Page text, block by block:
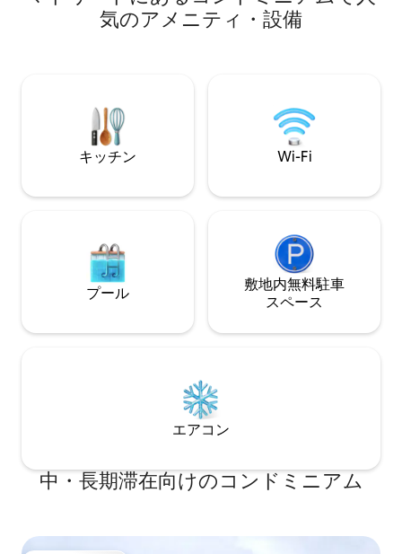
めに完全装備された素晴らしいテラスが
あります。 マドリードの歴史的観光スポ
ルーム、設備の整ったキッチンが備わっ
ドリードの歴史的
ポットを徒歩で訪
気のアメニティ・設備
キッチン Wi-Fi
プール
敷地内無料駐⁠車
ス⁠ペ⁠ー⁠ス
エアコン
中・長期滞在向けのコンドミニアム